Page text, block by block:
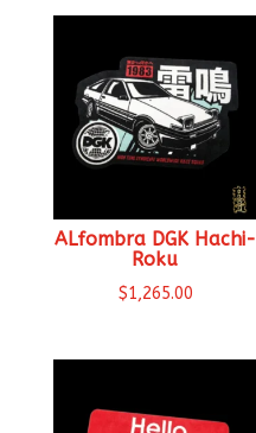
ALfombra DGK Hachi-
Roku
$1,265.00